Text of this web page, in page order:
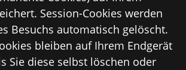
Session-Cookies werden
Besuchs automatisch gelöscht.
bleiben auf Ihrem Endgerät
Sie diese selbst löschen oder